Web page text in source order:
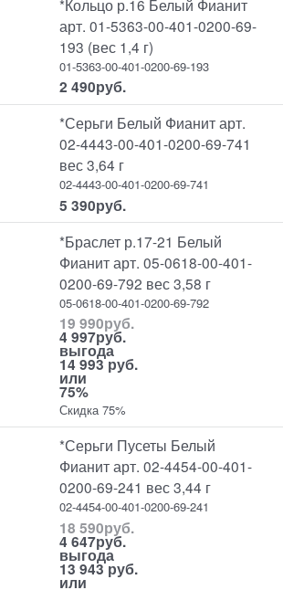
*Кольцо р.16 Белый Фианит
арт. 01-5363-00-401-0200-69-
193 (вес 1,4 г)
01-5363-00-401-0200-69-193
2 490руб.
*Серьги Белый Фианит арт.
02-4443-00-401-0200-69-741
вес 3,64 г
02-4443-00-401-0200-69-741
5 390руб.
*Браслет р.17-21 Белый
Фианит арт. 05-0618-00-401-
0200-69-792 вес 3,58 г
05-0618-00-401-0200-69-792
19 990руб.
4 997руб.
выгода
14 993 руб.
или
75%
Скидка 75%
*Серьги Пусеты Белый
Фианит арт. 02-4454-00-401-
0200-69-241 вес 3,44 г
02-4454-00-401-0200-69-241
18 590руб.
4 647руб.
выгода
13 943 руб.
или